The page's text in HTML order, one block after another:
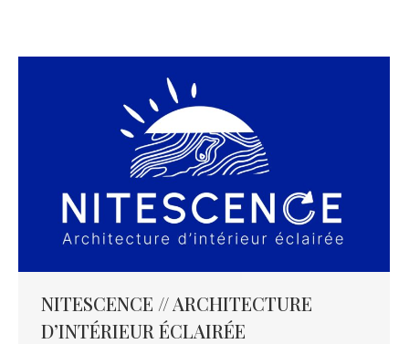
NITESCENCE // ARCHITECTURE
D’INTÉRIEUR ÉCLAIRÉE